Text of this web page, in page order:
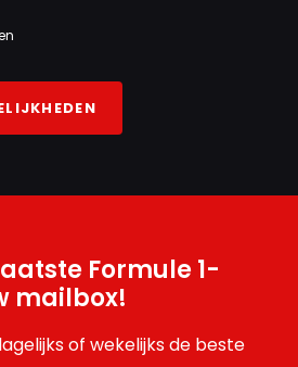
Formule 1-
mailbox!
of wekelijks de beste